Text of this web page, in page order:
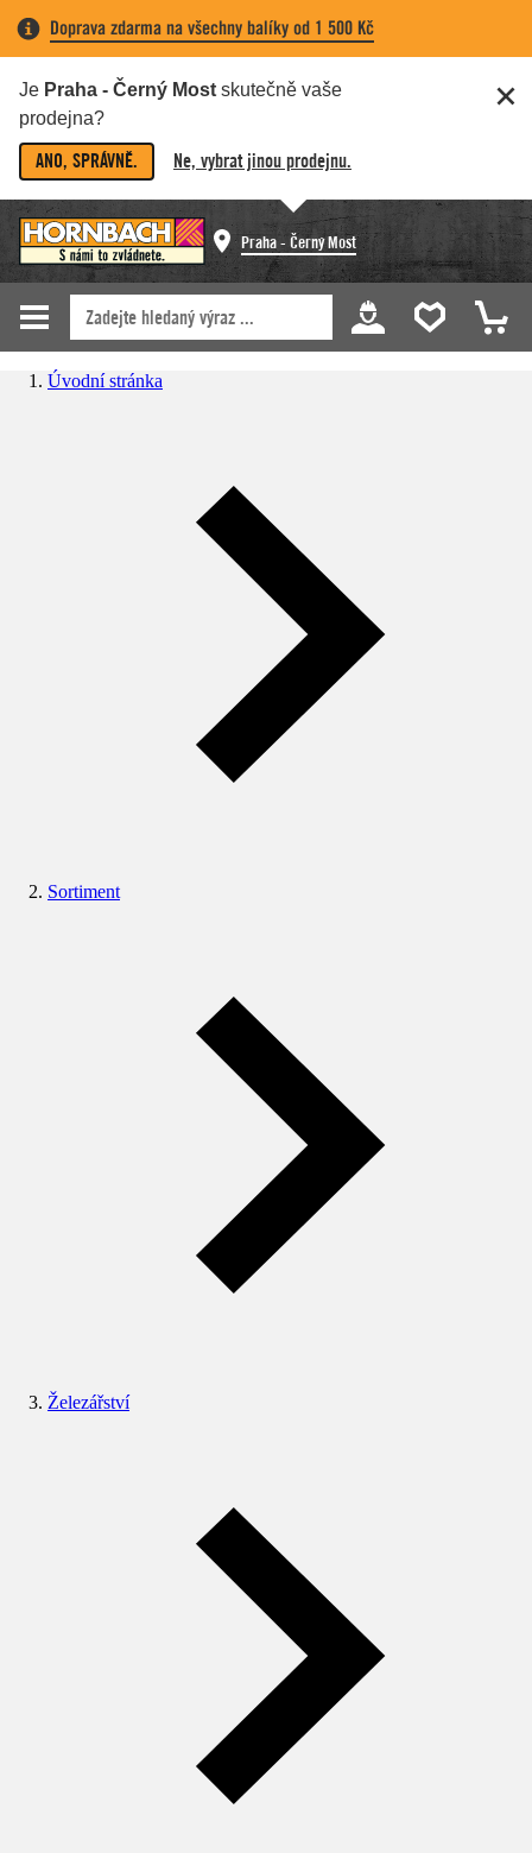
Doprava zdarma na všechny balíky od 1 500 Kč
Je Praha - Černý Most skutečně vaše
prodejna?
ANO, SPRÁVNĚ. Ne, vybrat jinou prodejnu.
Praha - Černý Most
Úvodní stránka
Sortiment
Železářství